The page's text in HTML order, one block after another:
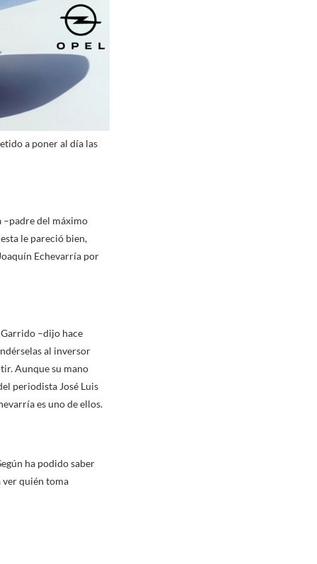
a poner al día las
–padre del máximo
le pareció bien,
Echevarría por
Garrido –dijo hace
al inversor
Aunque su mano
periodista José Luis
es uno de ellos.
ha podido saber
ver quién toma